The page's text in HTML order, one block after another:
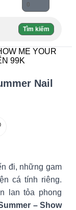
0
Tìm kiếm
ME YOUR
99K
Nail
đi, những gam
cá tính riêng.
lan tỏa phong
– Show